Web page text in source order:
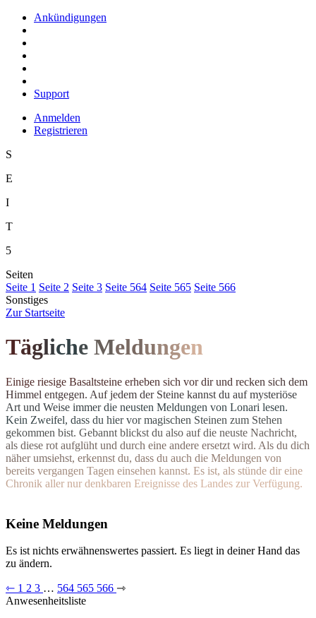
Ankündigungen
Support
Anmelden
Registrieren
S
E
I
T
5
Seiten
Seite 1 Seite 2 Seite 3 Seite 564 Seite 565 Seite 566
Sonstiges
Zur Startseite
Tägliche Meldungen
Einige riesige Basaltsteine erheben sich vor dir und recken sich dem
Himmel entgegen. Auf jedem der Steine kannst du auf mysteriöse
Art und Weise immer die neusten Meldungen von Lonari lesen.
Kein Zweifel, dass du hier vor magischen Steinen zum Stehen
gekommen bist. Gebannt blickst du also auf die neuste Nachricht,
als diese rot aufglüht und durch eine andere ersetzt wird. Als du dich
näher umsiehst, erkennst du, dass du auch die Meldungen von
bereits vergangen Tagen einsehen kannst. Es ist, als stünde dir eine
Chronik aller nur denkbaren Ereignisse des Landes zur Verfügung.
Keine Meldungen
Es ist nichts erwähnenswertes passiert. Es liegt in deiner Hand das
zu ändern.
⇽ 1 2 3 … 564 565 566 ⇾
Anwesenheitsliste